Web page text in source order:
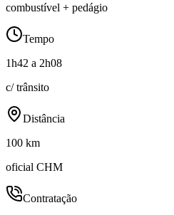
combustível + pedágio
Tempo
1h42 a 2h08
c/ trânsito
Distância
100 km
oficial CHM
Contratação